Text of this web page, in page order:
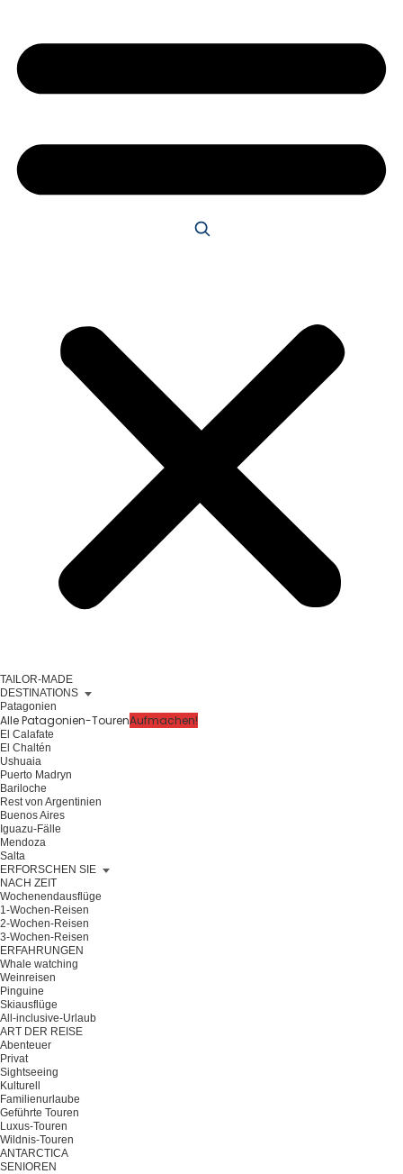
TAILOR-MADE
DESTINATIONS
Patagonien
Alle Patagonien-TourenAufmachen!
El Calafate
El Chaltén
Ushuaia
Puerto Madryn
Bariloche
Rest von Argentinien
Buenos Aires
Iguazu-Fälle
Mendoza
Salta
ERFORSCHEN SIE
NACH ZEIT
Wochenendausflüge
1-Wochen-Reisen
2-Wochen-Reisen
3-Wochen-Reisen
ERFAHRUNGEN
Whale watching
Weinreisen
Pinguine
Skiausflüge
All-inclusive-Urlaub
ART DER REISE
Abenteuer
Privat
Sightseeing
Kulturell
Familienurlaube
Geführte Touren
Luxus-Touren
Wildnis-Touren
ANTARCTICA
SENIOREN